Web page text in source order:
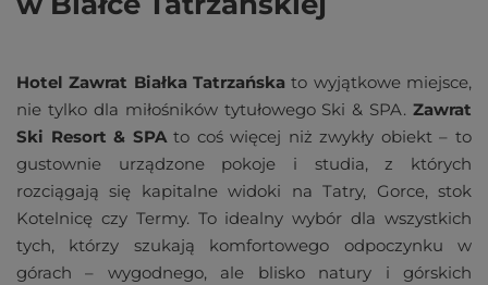
Hotel Zawrat Białka Tatrzańska to wyjątkowe miejsce,
nie tylko dla miłośników tytułowego Ski & SPA. Zawrat
Ski Resort & SPAto coś więcej niż zwykły obiekt – to
gustownie urządzone pokoje i studia, z których
rozciągają się kapitalne widoki na Tatry, Gorce, stok
Kotelnicę czy Termy. To idealny wybór dla wszystkich
tych, którzy szukają komfortowego odpoczynku w
górach – wygodnego, ale blisko natury i górskich